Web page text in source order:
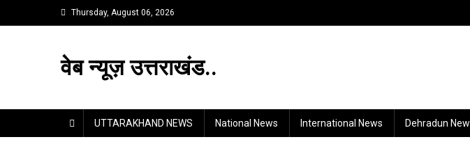
to
Thursday, August 06, 2026
वेब न्यूज़ उत्तराखंड..
UTTARAKHAND NEWS National News International News Dehradun